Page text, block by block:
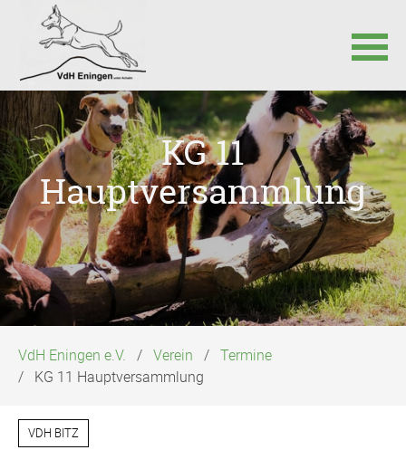
Navigation
überspringen
KG 11
Hauptversammlung
VdH Eningen e.V. Verein
Termine
KG 11 Hauptversammlung
VDH BITZ